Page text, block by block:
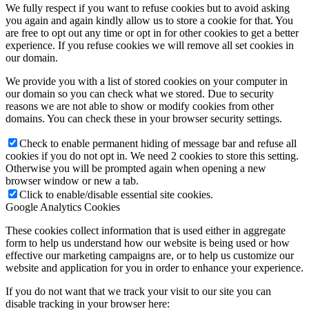
We fully respect if you want to refuse cookies but to avoid asking
you again and again kindly allow us to store a cookie for that. You
are free to opt out any time or opt in for other cookies to get a better
experience. If you refuse cookies we will remove all set cookies in
our domain.
We provide you with a list of stored cookies on your computer in
our domain so you can check what we stored. Due to security
reasons we are not able to show or modify cookies from other
domains. You can check these in your browser security settings.
Check to enable permanent hiding of message bar and refuse all
cookies if you do not opt in. We need 2 cookies to store this setting.
Otherwise you will be prompted again when opening a new
browser window or new a tab.
Click to enable/disable essential site cookies.
Google Analytics Cookies
These cookies collect information that is used either in aggregate
form to help us understand how our website is being used or how
effective our marketing campaigns are, or to help us customize our
website and application for you in order to enhance your experience.
If you do not want that we track your visit to our site you can
disable tracking in your browser here: